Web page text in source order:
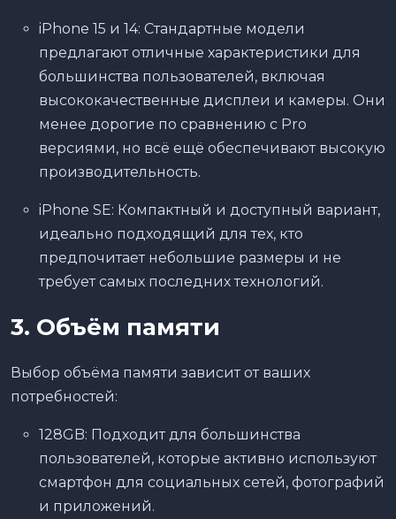
iPhone 15 и 14: Стандартные модели
предлагают отличные характеристики для
большинства пользователей, включая
высококачественные дисплеи и камеры. Они
менее дорогие по сравнению с Pro
версиями, но всё ещё обеспечивают высокую
производительность.
iPhone SE: Компактный и доступный вариант,
идеально подходящий для тех, кто
предпочитает небольшие размеры и не
требует самых последних технологий.
3. Объём памяти
Выбор объёма памяти зависит от ваших
потребностей:
128GB: Подходит для большинства
пользователей, которые активно используют
смартфон для социальных сетей, фотографий
и приложений.